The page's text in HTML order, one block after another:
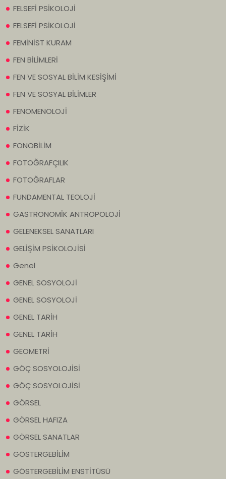
FELSEFİ PSİKOLOJİ
FELSEFİ PSİKOLOJİ
FEMİNİST KURAM
FEN BİLİMLERİ
FEN VE SOSYAL BİLİM KESİŞİMİ
FEN VE SOSYAL BİLİMLER
FENOMENOLOJİ
FİZİK
FONOBİLİM
FOTOĞRAFÇILIK
FOTOĞRAFLAR
FUNDAMENTAL TEOLOJİ
GASTRONOMİK ANTROPOLOJİ
GELENEKSEL SANATLARI
GELİŞİM PSİKOLOJİSİ
Genel
GENEL SOSYOLOJİ
GENEL SOSYOLOJİ
GENEL TARİH
GENEL TARİH
GEOMETRİ
GÖÇ SOSYOLOJİSİ
GÖÇ SOSYOLOJİSİ
GÖRSEL
GÖRSEL HAFIZA
GÖRSEL SANATLAR
GÖSTERGEBİLİM
GÖSTERGEBİLİM ENSTİTÜSÜ